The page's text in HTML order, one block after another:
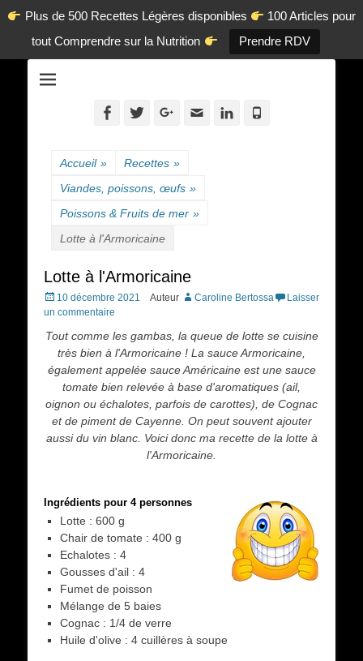
Plus de 500 Recettes Légères disponibles
100 Articles pour
tout Comprendre sur la Nutrition
Prendre RDV
en-ligne.com
Facebook
TwitterGoogleplus
AdresseLinkedin
Accueil » Recettes »
Viandes, poissons, œufs »
Poissons & Fruits de mer »
Lotte à l'Armoricaine
Lotte à l'Armoricaine
Posted
on
10 décembre 2021 Auteur Caroline Bertossa
Laisser
un commentaire
Tout comme les gambas, la queue de lotte se cuisine
très bien à l'Armoricaine ! La sauce Armoricaine,
également appelée sauce Américaine est une sauce
tomate bien relevée à base d'aromatiques (ail,
oignon ou échalotes, parfois de carottes), de Cognac
et de piment de Cayenne. On peut souvent ajouter
aussi du vin blanc. Voici donc ma recette de la lotte à
l'Armoricaine.
Ingrédients pour 4 personnes
Lotte : 600 g
Chair de tomate : 400 g
Echalotes : 4
Gousses d'ail : 4
Fumet de poisson
Mélange de 5 baies
Cognac : 1/4 de verre
Huile d'olive : 4 cuillères à soupe